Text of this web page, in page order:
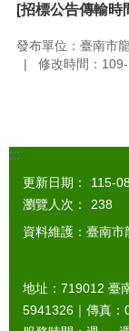
[招標公告傳輸時
發布單位：臺南市
修改時間：
:::
更新日期：
115-
瀏覽人次：
238
資料維護：臺南市
地址：719012 臺
5941326｜傳真：